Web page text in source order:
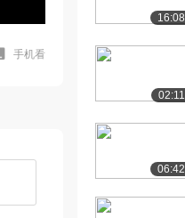
手机看
16:08
02:11
06:42